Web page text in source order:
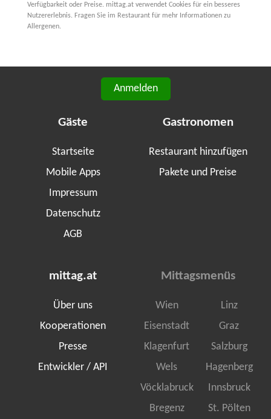
Verfügbarkeit oder Preise. mittag.at verwendet Cookies für ein besseres
Nutzererlebnis. Fragen Sie im Restaurant für mehr Informationen zu
Allergenen.
Anmelden
Gäste
Startseite
Mobile Apps
Impressum
Datenschutz
AGB
Gastronomen
Restaurant hinzufügen
Pakete und Preise
mittag.at
Über uns
Kooperationen
Presse
Entwickler / API
Mittagsmenüs
Wien
Linz
Eisenstadt
Graz
Klagenfurt
Salzburg
Wels
Hagenberg
Vöcklabruck
Innsbruck
Bregenz
St. Pölten